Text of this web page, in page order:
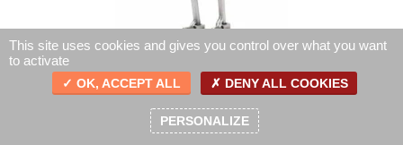
Clarinette – clarinettiste Hinz&Kunst en acier
35,00€
This site uses cookies and gives you control over what you want
to activate
OK, ACCEPT ALL DENY ALL COOKIES
PERSONALIZE